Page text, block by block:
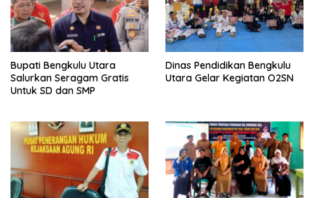
Bupati Bengkulu Utara
Salurkan Seragam Gratis
Untuk SD dan SMP
Dinas Pendidikan Bengkulu
Utara Gelar Kegiatan O2SN